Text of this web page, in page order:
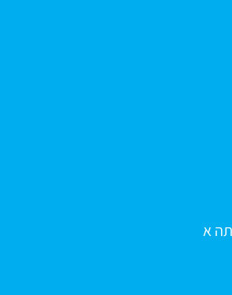
א